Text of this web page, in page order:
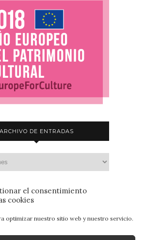
el consentimiento
cookies
optimizar nuestro sitio web y nuestro servicio.
ARCHIVO DE ENTRADAS